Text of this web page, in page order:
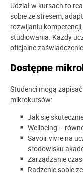
Udział w kursach to
sobie ze stresem,
rozwijaniu
studiowania. Każdy
oficjalne
Dostępne
Studenci mogą
mikrokursów:
Jak się
Wellbeing –
Savoir vivre na
środowisku
Zarządzanie
Radzenie sobie